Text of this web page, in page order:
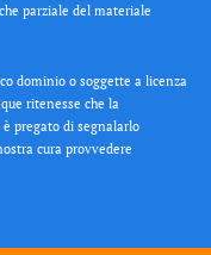
parziale del materiale
dominio o soggette a licenza
ritenesse che la
pregato di segnalarlo
cura provvedere